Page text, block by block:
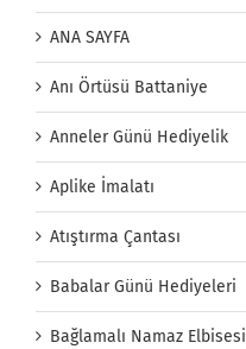
ANA SAYFA
Anı Örtüsü Battaniye
Anneler Günü Hediyelik
Aplike İmalatı
Atıştırma Çantası
Babalar Günü Hediyeleri
Bağlamalı Namaz Elbisesi